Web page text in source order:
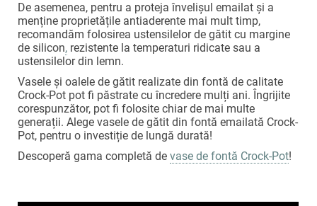
De asemenea, pentru a proteja învelișul emailat și a
menține proprietățile antiaderente mai mult timp,
recomandăm folosirea ustensilelor de gătit cu margine
de silicon, rezistente la temperaturi ridicate sau a
ustensilelor din lemn.
Vasele și oalele de gătit realizate din fontă de calitate
Crock-Pot pot fi păstrate cu încredere mulți ani. Îngrijite
corespunzător, pot fi folosite chiar de mai multe
generații. Alege vasele de gătit din fontă emailată Crock-
Pot, pentru o investiție de lungă durată!
Descoperă gama completă devase de fontă Crock-Pot!